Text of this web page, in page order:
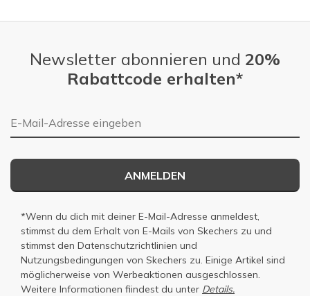
Newsletter abonnieren und 20%
Rabattcode erhalten*
E-Mail-Adresse
ANMELDEN
*Wenn du dich mit deiner E-Mail-Adresse anmeldest,
stimmst du dem Erhalt von E-Mails von Skechers zu und
stimmst den Datenschutzrichtlinien und
Nutzungsbedingungen von Skechers zu. Einige Artikel sind
möglicherweise von Werbeaktionen ausgeschlossen.
Weitere Informationen fiindest du unter Details.